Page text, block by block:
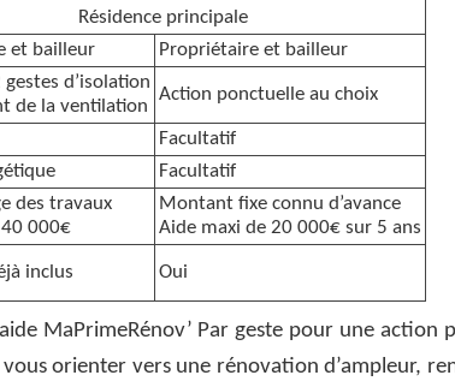
Résidence principale
et bailleur Propriétaire et bailleur
d’isolation
de la ventilation
Action ponctuelle au choix
Facultatif
Facultatif
des travaux
000€
Montant fixe connu d’avance
Aide maxi de 20 000€ sur 5 ans
inclus Oui
MaPrimeRénov’ Par geste pour une action
orienter vers une rénovation d’ampleur,